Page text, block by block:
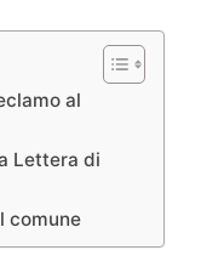
al
Lettera di
comune